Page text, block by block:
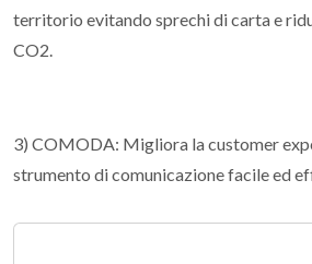
territorio evitando sprechi di carta e
CO2.
3) COMODA: Migliora la customer
strumento di comunicazione facile ed